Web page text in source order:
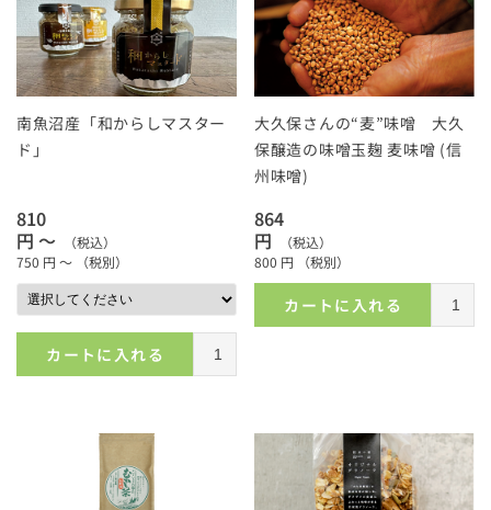
南魚沼産「和からしマスター
ド」
810
円 ～
（税込）
750 円 ～ （税別）
カートに入れる
大久保さんの“麦”味噌 大久
保醸造の味噌玉麹 麦味噌 (信
州味噌)
864
円
（税込）
800 円 （税別）
カートに入れる